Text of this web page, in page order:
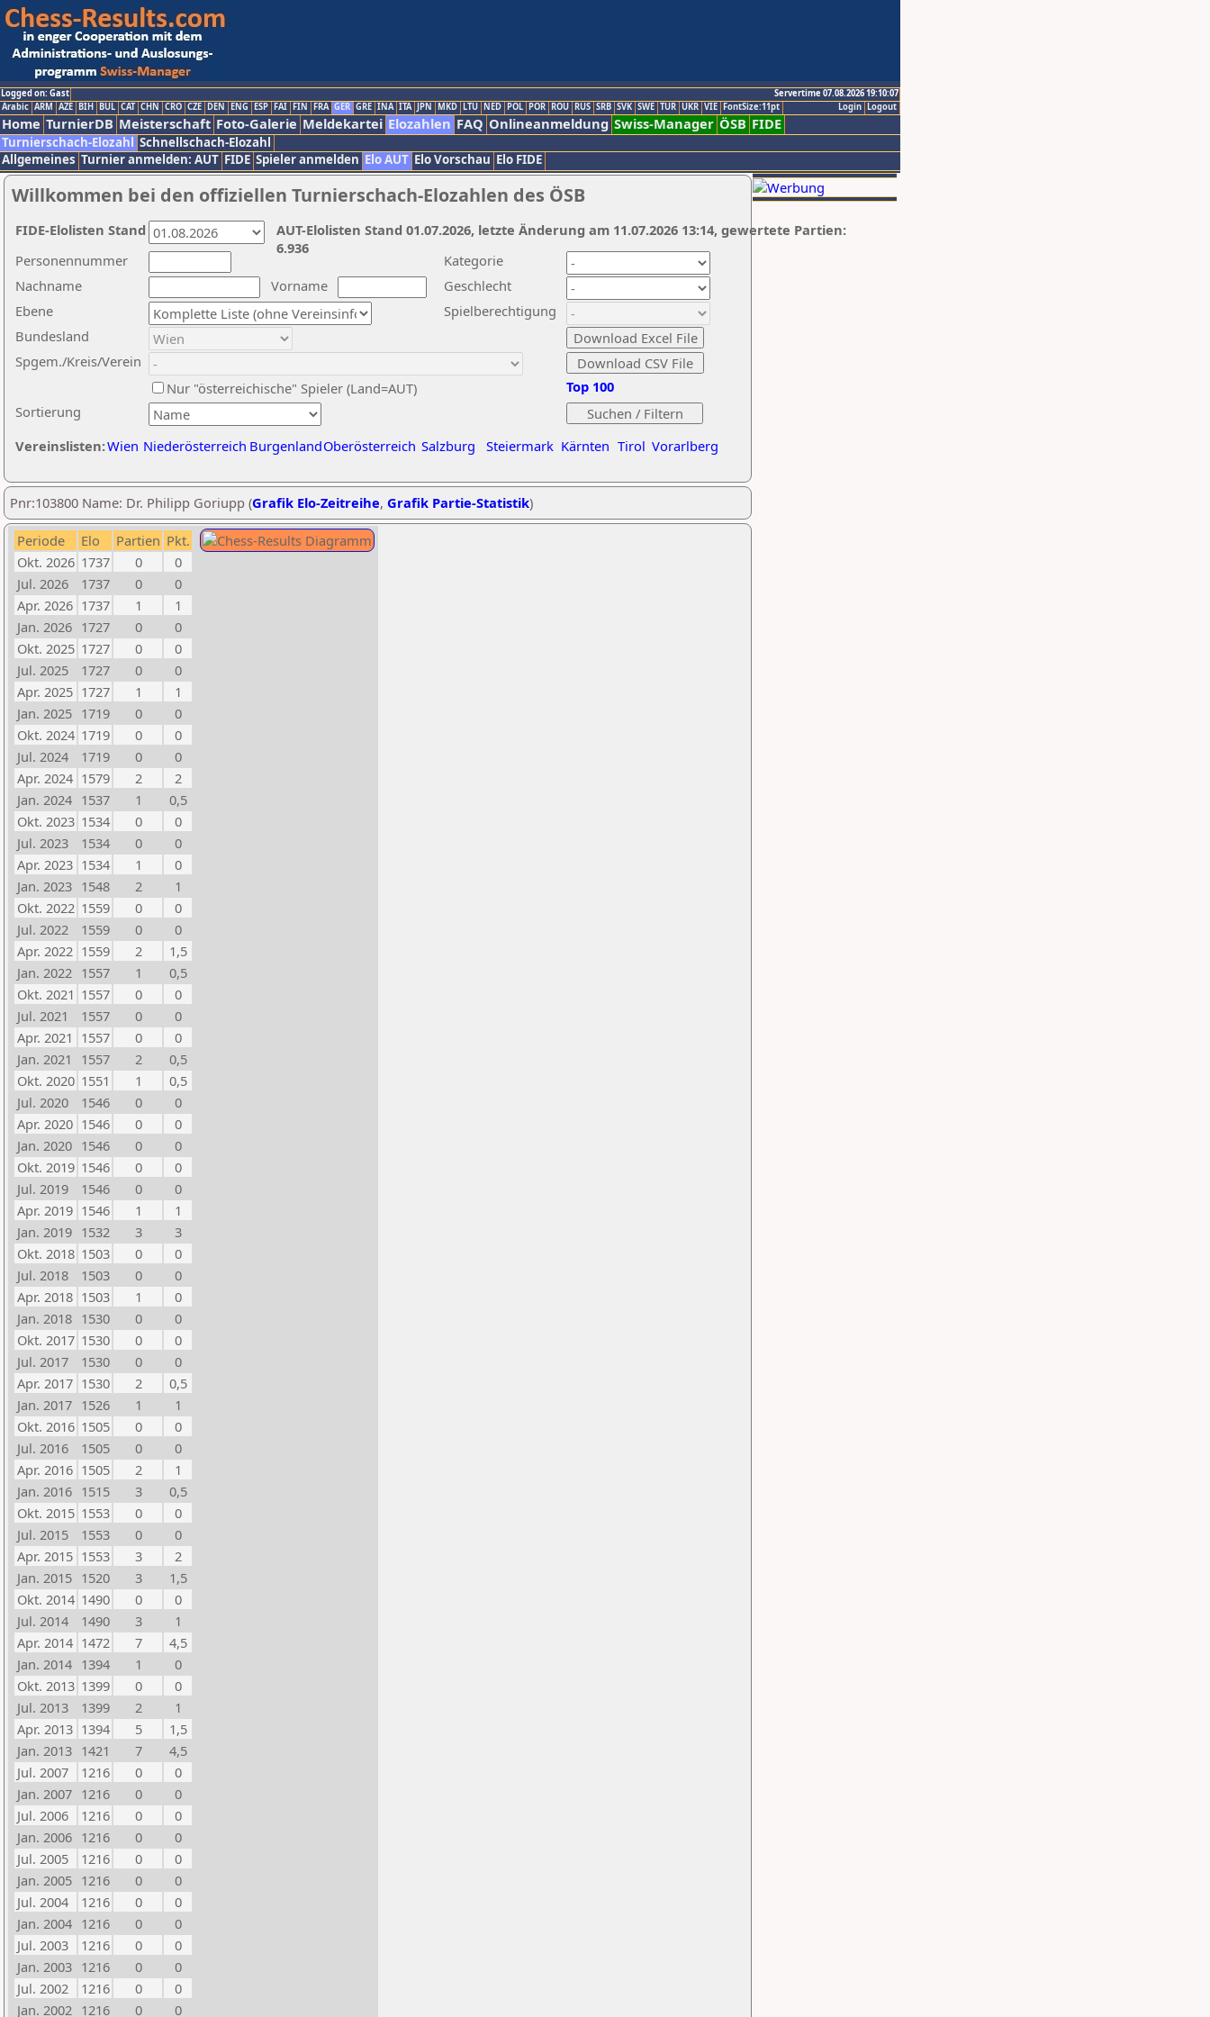
Logged on: Gast
Servertime 07.08.2026 19:10:07
Logout
Login
Arabic ARM AZE BIH BUL CAT CHN CRO CZE DEN ENG ESP FAI FIN FRA GER GRE INA ITA JPN MKD LTU NED POL POR ROU RUS SRB SVK SWE TUR UKR VIE FontSize:11pt
Home TurnierDB Meisterschaft Foto-Galerie Meldekartei Elozahlen FAQ Onlineanmeldung Swiss-Manager ÖSB FIDE
Turnierschach-Elozahl Schnellschach-Elozahl
Allgemeines Turnier anmelden: AUT FIDE Spieler anmelden Elo AUT Elo Vorschau Elo FIDE
Willkommen bei den offiziellen Turnierschach-Elozahlen des ÖSB
Nachname
Vorname
Ebene
Kategorie
Sortierung
Personennummer
Bundesland
Spgem./Kreis/Verein
Geschlecht
Nur "österreichische" Spieler (Land=AUT)
Spielberechtigung
Vereinslisten:Wien Niederösterreich BurgenlandOberösterreich Salzburg Steiermark Kärnten Tirol Vorarlberg
Top 100
AUT-Elolisten Stand 01.07.2026, letzte Änderung am 11.07.2026 13:14, gewertete Partien:
6.936
FIDE-Elolisten Stand
Pnr:103800 Name: Dr. Philipp Goriupp (Grafik Elo-Zeitreihe, Grafik Partie-Statistik)
Periode Elo Partien Pkt.
Okt. 2026 1737 0
0
Jul. 2026
1737 0
0
Apr. 2026 1737 1
1
Jan. 2026 1727 0
0
Okt. 2025 1727 0
0
Jul. 2025
1727 0
0
Apr. 2025 1727 1
1
Jan. 2025 1719 0
0
Okt. 2024 1719 0
0
Jul. 2024
1719 0
0
Apr. 2024 1579 2
2
Jan. 2024 1537 1
0,5
Okt. 2023 1534 0
0
Jul. 2023
1534 0
0
Apr. 2023 1534 1
0
Jan. 2023 1548 2
1
Okt. 2022 1559 0
0
Jul. 2022
1559 0
0
Apr. 2022 1559 2
1,5
Jan. 2022 1557 1
0,5
Okt. 2021 1557 0
0
Jul. 2021
1557 0
0
Apr. 2021 1557 0
0
Jan. 2021
1557 2
0,5
Okt. 2020 1551 1
0,5
Jul. 2020
1546 0
0
Apr. 2020 1546 0
0
Jan. 2020 1546 0
0
Okt. 2019 1546 0
0
Jul. 2019
1546 0
0
Apr. 2019 1546 1
1
Jan. 2019 1532 3
3
Okt. 2018 1503 0
0
Jul. 2018
1503 0
0
Apr. 2018 1503 1
0
Jan. 2018 1530 0
0
Okt. 2017 1530 0
0
Jul. 2017
1530 0
0
Apr. 2017 1530 2
0,5
Jan. 2017 1526 1
1
Okt. 2016 1505 0
0
Jul. 2016
1505 0
0
Apr. 2016 1505 2
1
Jan. 2016 1515 3
0,5
Okt. 2015 1553 0
0
Jul. 2015
1553 0
0
Apr. 2015 1553 3
2
Jan. 2015 1520 3
1,5
Okt. 2014 1490 0
0
Jul. 2014
1490 3
1
Apr. 2014 1472 7
4,5
Jan. 2014 1394 1
0
Okt. 2013 1399 0
0
Jul. 2013
1399 2
1
Apr. 2013 1394 5
1,5
Jan. 2013 1421 7
4,5
Jul. 2007
1216 0
0
Jan. 2007 1216 0
0
Jul. 2006
1216 0
0
Jan. 2006 1216 0
0
Jul. 2005
1216 0
0
Jan. 2005 1216 0
0
Jul. 2004
1216 0
0
Jan. 2004 1216 0
0
Jul. 2003
1216 0
0
Jan. 2003 1216 0
0
Jul. 2002
1216 0
0
Jan. 2002 1216 0 0